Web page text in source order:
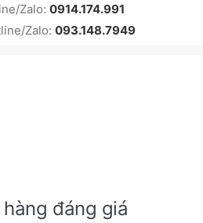
Zalo: 0914.174.991
Zalo: 093.148.7949
đáng giá